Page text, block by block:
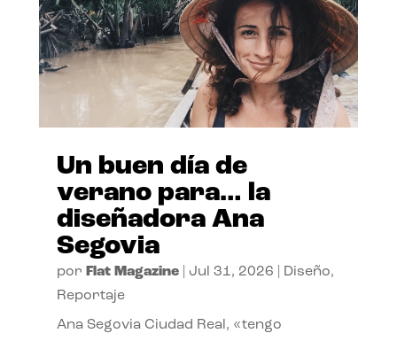
Un buen día de
verano para… la
diseñadora Ana
Segovia
por Flat Magazine| Jul 31, 2026 Diseño,
Reportaje
Ana Segovia Ciudad Real, «tengo